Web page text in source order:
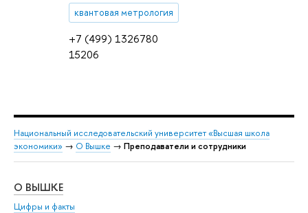
+7 (499) 1326780
15206
квантовая метрология
Национальный исследовательский университет «Высшая школа
экономики» → О Вышке → Преподаватели и сотрудники
О ВЫШКЕ
Цифры и факты